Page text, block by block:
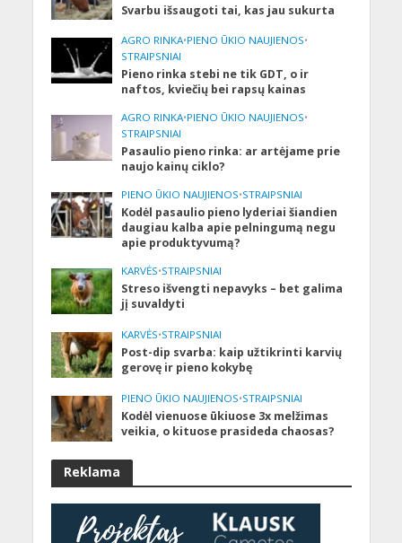
Svarbu išsaugoti tai, kas jau sukurta
AGRO RINKA•PIENO ŪKIO NAUJIENOS•
STRAIPSNIAI
Pieno rinka stebi ne tik GDT, o ir
naftos, kviečių bei rapsų kainas
AGRO RINKA•PIENO ŪKIO NAUJIENOS•
STRAIPSNIAI
Pasaulio pieno rinka: ar artėjame prie
naujo kainų ciklo?
PIENO ŪKIO NAUJIENOS•STRAIPSNIAI
Kodėl pasaulio pieno lyderiai šiandien
daugiau kalba apie pelningumą negu
apie produktyvumą?
KARVĖS•STRAIPSNIAI
Streso išvengti nepavyks – bet galima
jį suvaldyti
KARVĖS•STRAIPSNIAI
Post-dip svarba: kaip užtikrinti karvių
gerovę ir pieno kokybę
PIENO ŪKIO NAUJIENOS•STRAIPSNIAI
Kodėl vienuose ūkiuose 3x melžimas
veikia, o kituose prasideda chaosas?
Reklama